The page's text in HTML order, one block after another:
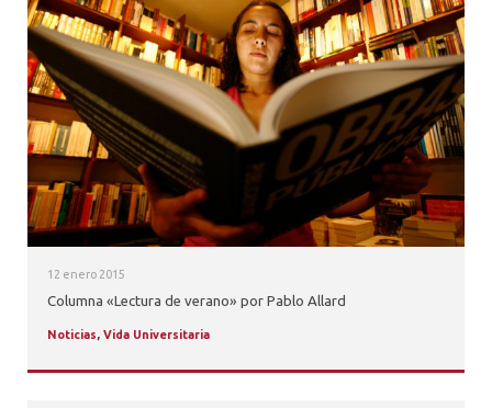
ALUMNI
PLATAFORMA VUT
12 enero 2015
Columna «Lectura de verano» por Pablo Allard
Noticias, Vida Universitaria